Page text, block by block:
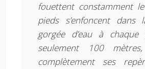
fouettent constamment
pieds s’enfoncent dans
gorgée d’eau à chaque
seulement 100
complètement ses